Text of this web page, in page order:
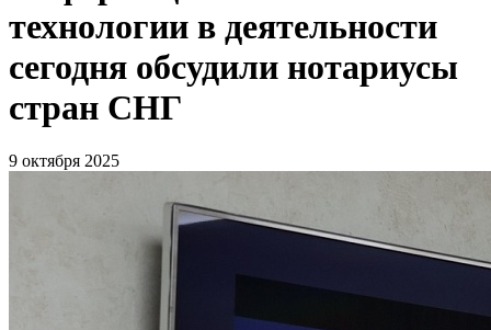
технологии в деятельности
сегодня обсудили нотариусы
стран СНГ
9 октября 2025